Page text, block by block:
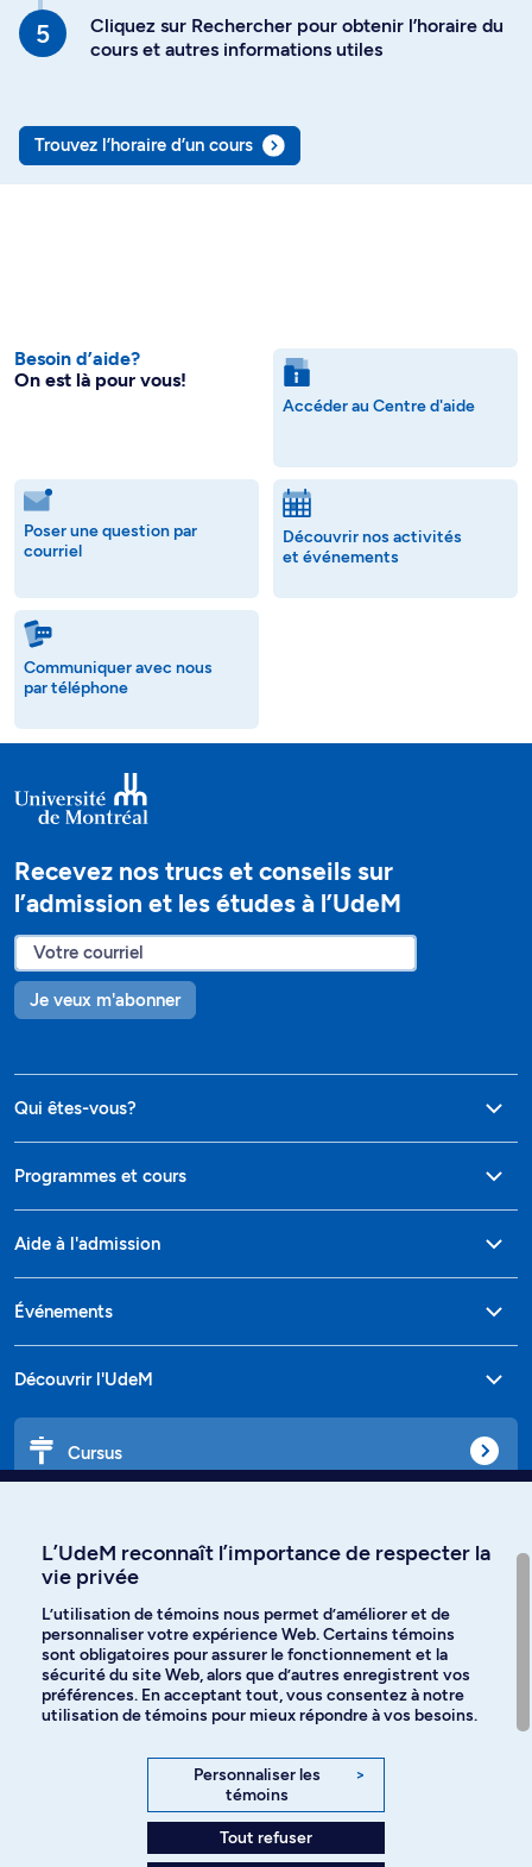
Cliquez sur Rechercher pour obtenir l’horaire du
cours et autres informations utiles
Trouvez l’horaire d’un cours
Besoin d’aide?
On est là pour vous!
Accéder au Centre d'aide
Poser une question par
courriel
Découvrir nos activités
et événements
Communiquer avec nous
par téléphone
Recevez nos trucs et conseils sur
l’admission et les études à l’UdeM
Je veux m'abonner
Qui êtes-vous?
Programmes et cours
Aide à l'admission
Événements
Découvrir l'UdeM
Cursus
Langues
Facebook Instagram
YouTube
L’UdeM reconnaît l’importance de respecter la
vie privée
L’utilisation de témoins nous permet d’améliorer et de
personnaliser votre expérience Web. Certains témoins
sont obligatoires pour assurer le fonctionnement et la
sécurité du site Web, alors que d’autres enregistrent vos
préférences. En acceptant tout, vous consentez à notre
utilisation de témoins pour mieux répondre à vos besoins.
Personnaliser les
témoins
>
Tout refuser